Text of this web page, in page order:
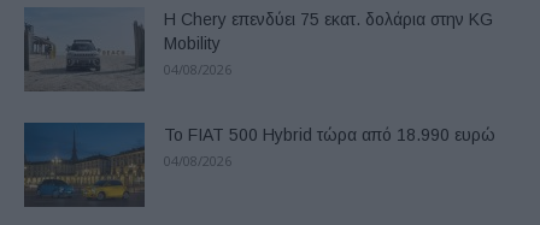
Η Chery επενδύει 75 εκατ. δολάρια στην KG
Mobility
04/08/2026
Το FIAT 500 Hybrid τώρα από 18.990 ευρώ
04/08/2026